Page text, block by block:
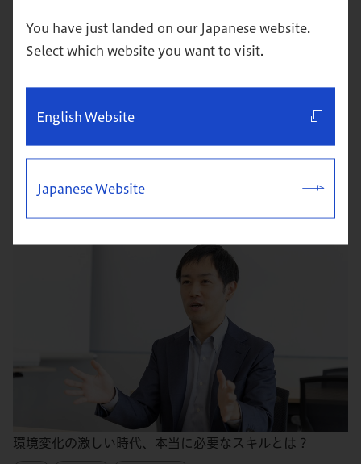
You have just landed on our Japanese website.
Select which website you want to visit.
English Website
Japanese Website
なんのために経営するのか～この時代だから求められる志
～株式会社パラドックス・鈴木祐介氏
環境変化の激しい時代、本当に必要なスキルとは？